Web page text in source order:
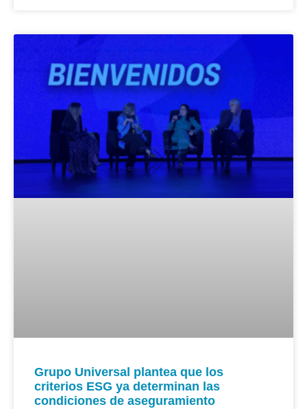
Grupo Universal plantea que los
criterios ESG ya determinan las
condiciones de aseguramiento